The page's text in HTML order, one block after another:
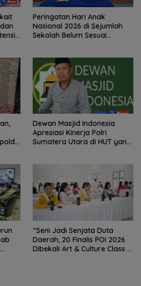
Peringatan Hari Anak
Nasional 2026 di Sejumlah
Sekolah Belum Sesuai
.
Dewan Masjid Indonesia
Apresiasi Kinerja Polri
Sumatera Utara di HUT yang
“Seni Jadi Senjata Duta
Daerah, 20 Finalis POI 2026
Dibekali Art & Culture Class di